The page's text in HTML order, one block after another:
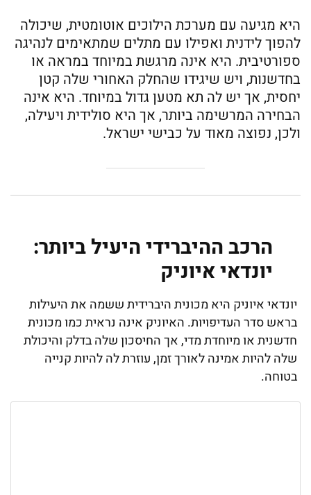
היא מגיעה עם מערכת הילוכים אוטומטית, שיכולה
להפוך לידנית ואפילו עם מתלים שמתאימים לנהיגה
ספורטיבית. היא אינה מרגשת במיוחד במראה או
בחדשנות, ויש שיגידו שהחלק האחורי שלה קטן
יחסית, אך יש לה תא מטען גדול במיוחד. היא אינה
הבחירה המרשימה ביותר, אך היא סולידית ויעילה,
ולכן, נפוצה מאוד על כבישי ישראל.
הרכב ההיברידי היעיל ביותר:
יונדאי איוניק
יונדאי איוניק היא מכונית היברידית ששמה את היעילות
בראש סדר העדיפויות. האיוניק אינה נראית כמו מכונית
חדשנית או מיוחדת מדי, אך החיסכון שלה בדלק והיכולת
שלה להיות אמינה לאורך זמן, עוזרת לה להיות קנייה
בטוחה.